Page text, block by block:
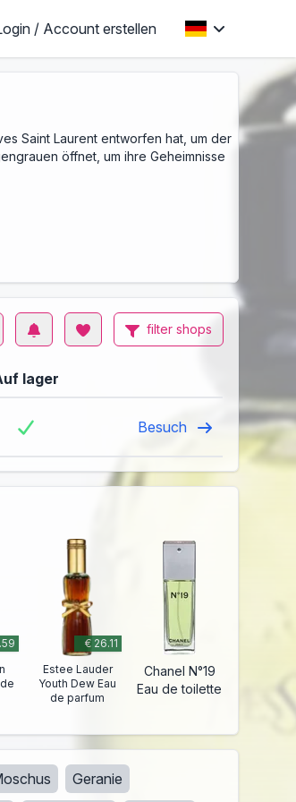
/ Account erstellen
Saint Laurent entworfen hat, um der
öffnet, um ihre Geheimnisse
filter shops
lager
Besuch
€ 26.11
Estee Lauder
Youth Dew Eau
de parfum
Chanel N°19
Eau de toilette
Geranie